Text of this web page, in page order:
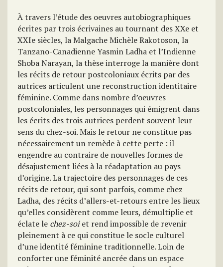
À travers l’étude des oeuvres autobiographiques
écrites par trois écrivaines au tournant des XXe et
XXIe siècles, la Malgache Michèle Rakotoson, la
Tanzano-Canadienne Yasmin Ladha et l’Indienne
Shoba Narayan, la thèse interroge la manière dont
les récits de retour postcoloniaux écrits par des
autrices articulent une reconstruction identitaire
féminine. Comme dans nombre d’oeuvres
postcoloniales, les personnages qui émigrent dans
les écrits des trois autrices perdent souvent leur
sens du chez-soi. Mais le retour ne constitue pas
nécessairement un remède à cette perte : il
engendre au contraire de nouvelles formes de
désajustement liées à la réadaptation au pays
d’origine. La trajectoire des personnages de ces
récits de retour, qui sont parfois, comme chez
Ladha, des récits d’allers-et-retours entre les lieux
qu’elles considèrent comme leurs, démultiplie et
éclate le chez-soiet rend impossible de revenir
pleinement à ce qui constitue le socle culturel
d’une identité féminine traditionnelle. Loin de
conforter une féminité ancrée dans un espace